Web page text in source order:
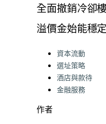
全面撤銷冷卻
溢價金始能穩
Categories:
資本流動
選址策略
酒店與款待
金融服務
作者